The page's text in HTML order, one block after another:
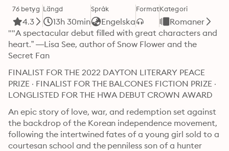
76 betyg
4.3
Längd
13h 30min
Språk
Engelska
FormatKategori
Romaner
""A spectacular debut filled with great characters and
heart.” —Lisa See, author of Snow Flower and the
Secret Fan
FINALIST FOR THE 2022 DAYTON LITERARY PEACE
PRIZE · FINALIST FOR THE BALCONES FICTION PRIZE ·
LONGLISTED FOR THE HWA DEBUT CROWN AWARD
An epic story of love, war, and redemption set against
the backdrop of the Korean independence movement,
following the intertwined fates of a young girl sold to a
courtesan school and the penniless son of a hunter